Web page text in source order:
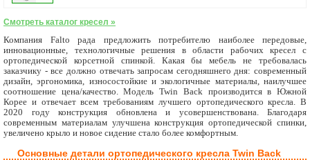
Смотреть каталог кресел »
Компания Falto рада предложить потребителю наиболее передовые,
инновационные, технологичные решения в области рабочих кресел с
ортопедической корсетной спинкой. Какая бы мебель не требовалась
заказчику - все должно отвечать запросам сегодняшнего дня: современный
дизайн, эргономика, износостойкие и экологичные материалы, наилучшее
соотношение цена/качество. Модель Twin Back производится в Южной
Корее и отвечает всем требованиям лучшего ортопедического кресла. В
2020 году конструкция обновлена и усовершенствована. Благодаря
современным материалам улучшена конструкция ортопедической спинки,
увеличено крыло и новое сидение стало более комфортным.
Основные детали ортопедического кресла Twin Back